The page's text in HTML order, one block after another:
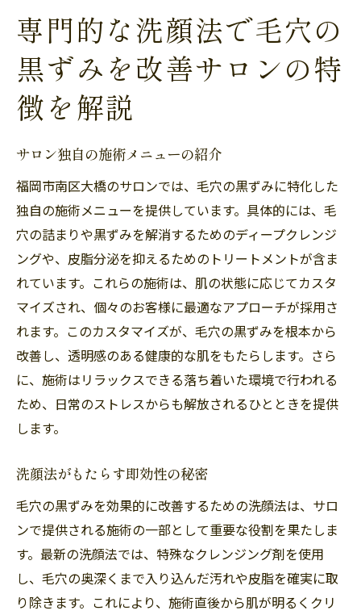
専門的な洗顔法で毛穴の
黒ずみを改善サロンの特
徴を解説
サロン独自の施術メニューの紹介
福岡市南区大橋のサロンでは、毛穴の黒ずみに特化した
独自の施術メニューを提供しています。具体的には、毛
穴の詰まりや黒ずみを解消するためのディープクレンジ
ングや、皮脂分泌を抑えるためのトリートメントが含ま
れています。これらの施術は、肌の状態に応じてカスタ
マイズされ、個々のお客様に最適なアプローチが採用さ
れます。このカスタマイズが、毛穴の黒ずみを根本から
改善し、透明感のある健康的な肌をもたらします。さら
に、施術はリラックスできる落ち着いた環境で行われる
ため、日常のストレスからも解放されるひとときを提供
します。
洗顔法がもたらす即効性の秘密
毛穴の黒ずみを効果的に改善するための洗顔法は、サロ
ンで提供される施術の一部として重要な役割を果たしま
す。最新の洗顔法では、特殊なクレンジング剤を使用
し、毛穴の奥深くまで入り込んだ汚れや皮脂を確実に取
り除きます。これにより、施術直後から肌が明るくクリ